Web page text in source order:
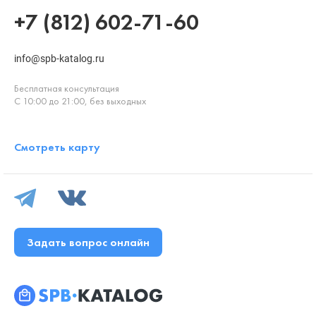
+7 (812) 602-71-60
info@spb-katalog.ru
Бесплатная консультация
С 10:00 до 21:00, без выходных
Смотреть карту
Задать вопрос онлайн